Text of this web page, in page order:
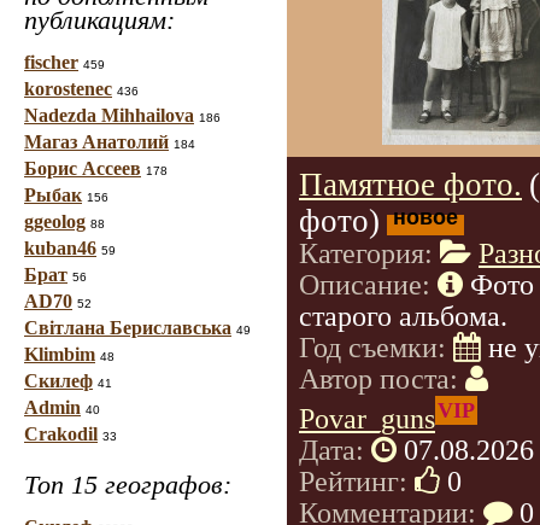
публикациям:
fischer 459
korostenec 436
Nadezda Mihhailova 186
Магаз Анатолий 184
Борис Ассеев 178
Рыбак 156
ggeolog 88
kuban46 59
Брат 56
AD70 52
Світлана Бериславська 49
Klimbim 48
Скилеф 41
Admin 40
Crakodil 33
Топ 15 географов:
Памятное фото.
фото) новое
Категория:
Описание:
Фото
старого альбома.
Год съемки:
не
Автор поста:
Povar_gunsVIP
Дата:
Рейтинг:
0
Комментарии:
0